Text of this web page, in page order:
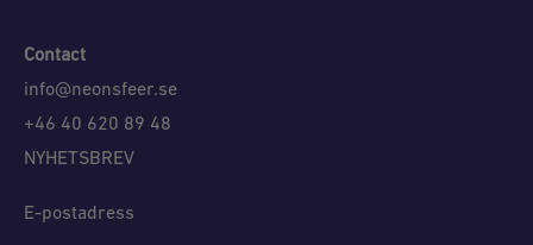
Contact
info@neonsfeer.se
+46 40 620 89 48
NYHETSBREV
E-postadress